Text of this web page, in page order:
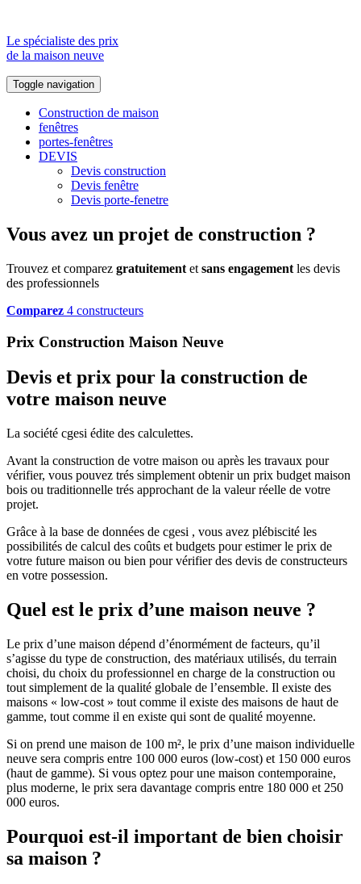
Le spécialiste des prix
de la maison neuve
Toggle navigation
Construction de maison
fenêtres
portes-fenêtres
DEVIS
Devis construction
Devis fenêtre
Devis porte-fenetre
Vous avez un projet de construction ?
Trouvez et comparez gratuitement et sans engagement les devis
des professionnels
Comparez 4 constructeurs
Prix Construction Maison Neuve
Devis et prix pour la construction de
votre maison neuve
La société cgesi édite des calculettes.
Avant la construction de votre maison ou après les travaux pour
vérifier, vous pouvez trés simplement obtenir un prix budget maison
bois ou traditionnelle trés approchant de la valeur réelle de votre
projet.
Grâce à la base de données de cgesi , vous avez plébiscité les
possibilités de calcul des coûts et budgets pour estimer le prix de
votre future maison ou bien pour vérifier des devis de constructeurs
en votre possession.
Quel est le prix d’une maison neuve ?
Le prix d’une maison dépend d’énormément de facteurs, qu’il
s’agisse du type de construction, des matériaux utilisés, du terrain
choisi, du choix du professionnel en charge de la construction ou
tout simplement de la qualité globale de l’ensemble. Il existe des
maisons « low-cost » tout comme il existe des maisons de haut de
gamme, tout comme il en existe qui sont de qualité moyenne.
Si on prend une maison de 100 m², le prix d’une maison individuelle
neuve sera compris entre 100 000 euros (low-cost) et 150 000 euros
(haut de gamme). Si vous optez pour une maison contemporaine,
plus moderne, le prix sera davantage compris entre 180 000 et 250
000 euros.
Pourquoi est-il important de bien choisir
sa maison ?